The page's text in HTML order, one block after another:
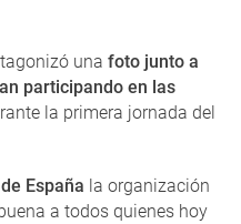
una foto junto a
participando en las
la primera jornada del
España la organización
a todos quienes hoy